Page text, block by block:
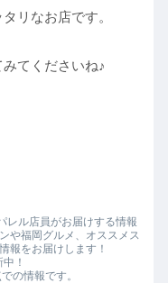
リなお店です。
てくださいね♪
レル店員がお届けする情報
や福岡グルメ、オススメス
報をお届けします！
！
の情報です。